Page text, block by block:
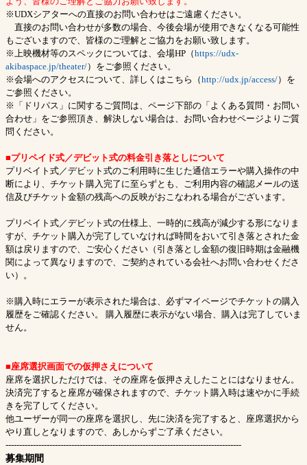
※UDXシアターへの直接のお問い合わせはご遠慮ください。
直接のお問い合わせが多数の場合、今後会場が使用できなくなる可能性
もございますので、皆様のご理解とご協力をお願い致します。
※上映機材等のスペックについては、会場HP（https://udx-
akibaspace.jp/theater/）をご参照ください。
※会場へのアクセスについて、詳しくはこちら（http://udx.jp/access/）を
ご参照ください。
※「ドリパス」に関するご質問は、ページ下部の「よくある質問・お問い
合わせ」をご参照頂き、解決しない場合は、お問い合わせページよりご質
問ください。
■プリペイド式／デビット式の料金引き落としについて
プリベイト式／デビット式のご利用時に生じた通信エラーや購入操作の中
断により、チケット購入完了に至らずとも、ご利用内容の確認メールの送
信及びチケット金額の残高への反映がおこなわれる場合がございます。
プリベイト式／デビット式の仕様上、一時的に残高が減少する形になりま
すが、チケット購入が完了していなければ時間をおいて引き落とされた金
額は戻りますので、ご安心ください（引き落とし金額の復旧時期は金融機
関によって異なりますので、ご契約されている会社へお問い合わせくださ
い）。
※購入時にエラーが表示された場合は、必ずマイページでチケットの購入
履歴をご確認ください。 購入履歴に表示がない場合、購入は完了していま
せん。
■座席選択画面での仮押さえについて
座席を選択しただけでは、その座席を仮押さえしたことにはなりません。
決済完了すると座席が確保されますので、チケット購入時は速やかに手続
きを完了してください。
他ユーザーが同一の座席を選択し、先に決済を完了すると、座席選択から
やり直しとなりますので、あしからずご了承ください。
--------------------------------------------------------------------------------------
募集期間